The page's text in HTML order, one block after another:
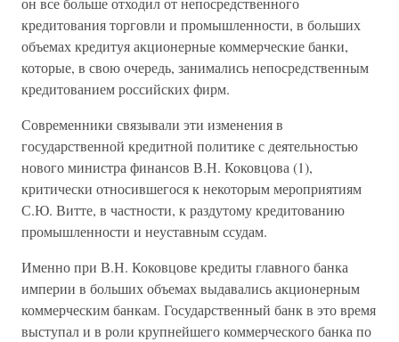
кредитования торговли и промышленности, в больших
объемах кредитуя акционерные коммерческие банки,
которые, в свою очередь, занимались непосредственным
кредитованием российских фирм.
Современники связывали эти изменения в
государственной кредитной политике с деятельностью
нового министра финансов В.Н. Коковцова (1),
критически относившегося к некоторым мероприятиям
С.Ю. Витте, в частности, к раздутому кредитованию
промышленности и неуставным ссудам.
Именно при В.Н. Коковцове кредиты главного банка
империи в больших объемах выдавались акционерным
коммерческим банкам. Государственный банк в это время
выступал и в роли крупнейшего коммерческого банка по